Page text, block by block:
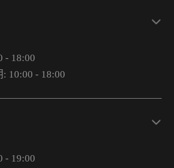
- 18:00
10:00 - 18:00
- 19:00